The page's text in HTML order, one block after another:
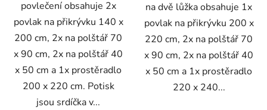
povlečení obsahuje 2x
povlak na přikrývku 140 x
200 cm, 2x na polštář 70
x 90 cm, 2x na polštář 40
x 50 cm a 1x prostěradlo
200 x 220 cm. Potisk
jsou srdíčka v...
na dvě lůžka obsahuje 1x
povlak na přikrývku 200 x
220 cm, 2x na polštář 70
x 90 cm, 2x na polštář 40
x 50 cm a 1x prostěradlo
220 x 240...